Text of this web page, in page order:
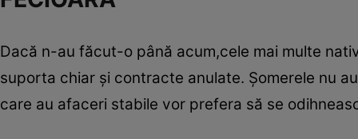
Dacă n-au făcut-o până acum,cele mai multe
suporta chiar şi contracte anulate. Şomerele nu
care au afaceri stabile vor prefera să se